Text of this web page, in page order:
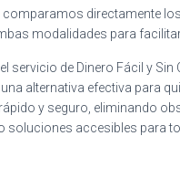
directamente
modalidades para
el servicio de Dinero Fácil y
alternativa efectiva para
y seguro, eliminando
soluciones accesibles para